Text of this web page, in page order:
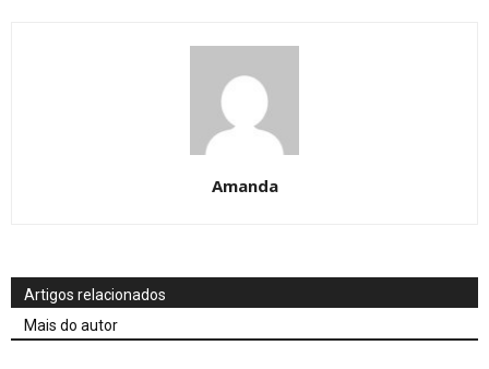
Amanda
Artigos relacionados
Mais do autor